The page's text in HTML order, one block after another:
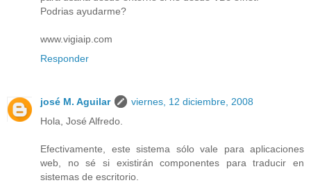
Podrias ayudarme?
www.vigiaip.com
Responder
josé M. Aguilar
viernes, 12 diciembre, 2008
Hola, José Alfredo.
Efectivamente, este sistema sólo vale para aplicaciones
web, no sé si existirán componentes para traducir en
sistemas de escritorio.